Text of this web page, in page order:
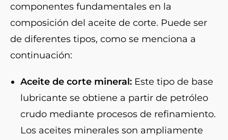
componentes fundamentales en la
composición del aceite de corte. Puede ser
de diferentes tipos, como se menciona a
continuación:
Aceite de corte mineral: Este tipo de base
lubricante se obtiene a partir de petróleo
crudo mediante procesos de refinamiento.
Los aceites minerales son ampliamente